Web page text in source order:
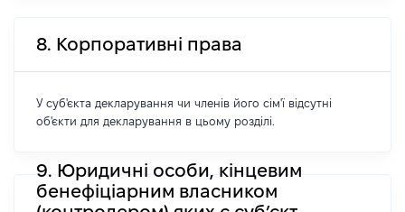
8. Корпоративні права
У суб'єкта декларування чи членів його сім'ї відсутні
об'єкти для декларування в цьому розділі.
9. Юридичні особи, кінцевим
бенефіціарним власником